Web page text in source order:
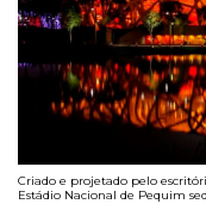
Criado e projetado pelo
Estádio Nacional de Pequim